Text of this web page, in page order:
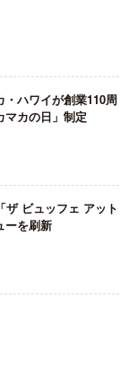
・ハワイが創業110周
マカの日」制定
ザ ビュッフェ アット
ーを刷新